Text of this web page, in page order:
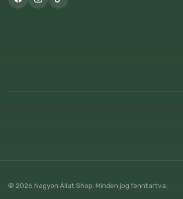
© 2026 Nagyon Állat Shop. Minden jog fenntartva.